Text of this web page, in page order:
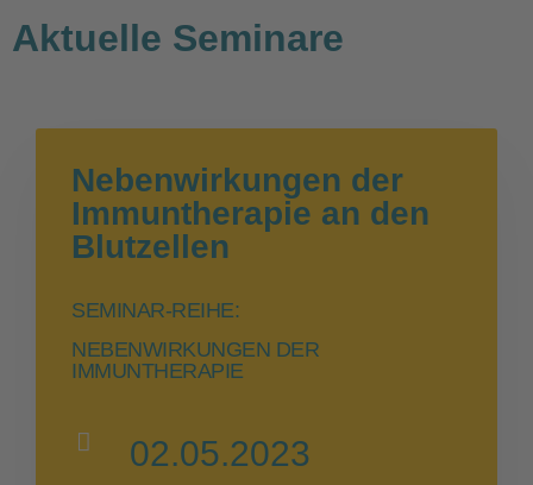
Aktuelle Seminare
Nebenwirkungen der
Immuntherapie an den
Blutzellen
SEMINAR-REIHE:
NEBENWIRKUNGEN DER
IMMUNTHERAPIE
02.05.2023